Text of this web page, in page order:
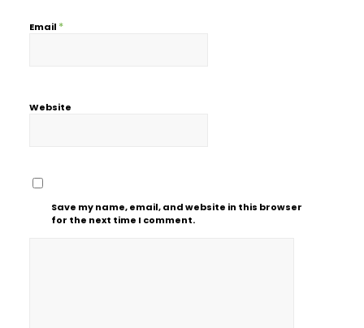
Email *
Website
Save my name, email, and website in this browser
for the next time I comment.